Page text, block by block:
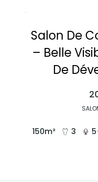
Salon De
– Belle
De
150m² 3